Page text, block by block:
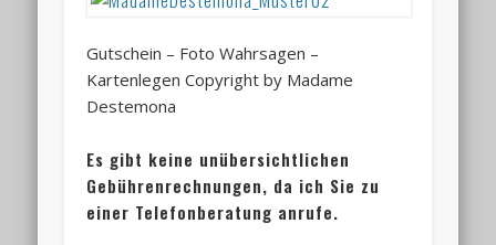
Gutschein – Foto Wahrsagen –
Kartenlegen Copyright by Madame
Destemona
Es gibt keine unübersichtlichen
Gebührenrechnungen, da ich Sie zu
einer Telefonberatung anrufe.